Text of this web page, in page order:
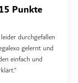
Punkte
durchgefallen
gelernt und
einfach und